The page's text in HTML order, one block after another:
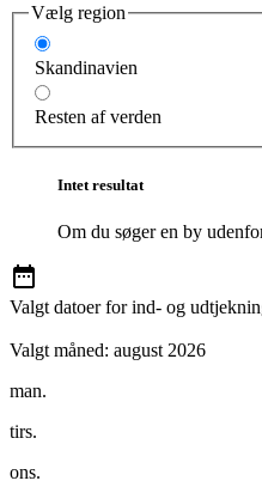
Vælg region
Skandinavien
Resten af verden
Intet resultat
Om du søger en by
Valgt datoer for ind- og
Valgt måned: august 2026
man.
tirs.
ons.